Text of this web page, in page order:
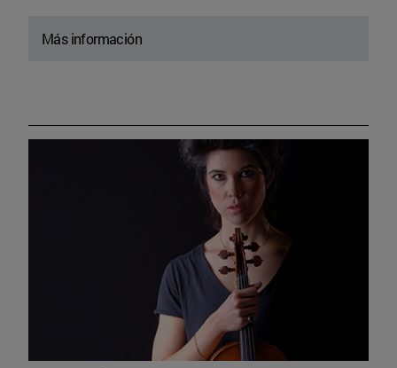
Más información